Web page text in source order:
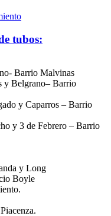
tubos:
Barrio Malvinas
y Belgrano– Barrio
y Caparros – Barrio
y 3 de Febrero – Barrio
y Long
Boyle